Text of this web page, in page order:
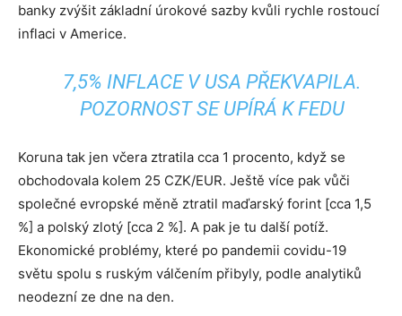
banky zvýšit základní úrokové sazby kvůli rychle rostoucí
inflaci v Americe.
7,5% INFLACE V USA PŘEKVAPILA.
POZORNOST SE UPÍRÁ K FEDU
Koruna tak jen včera ztratila cca 1 procento, když se
obchodovala kolem 25 CZK/EUR. Ještě více pak vůči
společné evropské měně ztratil maďarský forint [cca 1,5
%] a polský zlotý [cca 2 %]. A pak je tu další potíž.
Ekonomické problémy, které po pandemii covidu-19
světu spolu s ruským válčením přibyly, podle analytiků
neodezní ze dne na den.